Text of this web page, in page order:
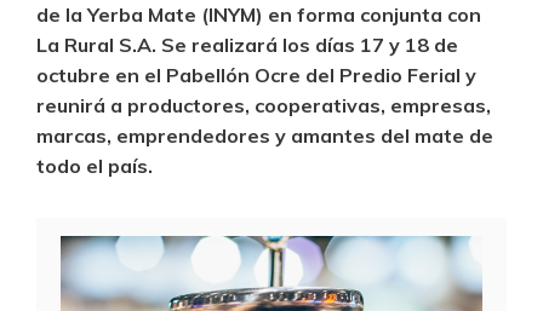
de la Yerba Mate (INYM) en forma conjunta con
La Rural S.A. Se realizará los días 17 y 18 de
octubre en el Pabellón Ocre del Predio Ferial y
reunirá a productores, cooperativas, empresas,
marcas, emprendedores y amantes del mate de
todo el país.